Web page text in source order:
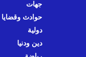
جهات
حوادث وقضايا
دولية
دين ودنيا